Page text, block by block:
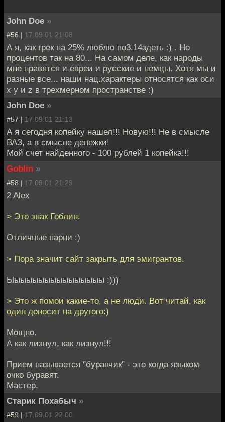
John Doe »
#56 | 17.09.01 21:08
А я, как грек на 25% люблю по3.14здеть :) . Но
процентов так на 80... На самом деле, как народы
мне нравятся и евреи и русские и немцы. Хотя мы и
разные все... наши нац.характеры относятся как оси
х у и z в трехмерном пространстве :)
John Doe »
#57 | 17.09.01 21:13
А я сегодня копейку нашел!!! Новую!!! Не в смысле
ВАЗ, а в смысле денежки!
Мой счет найденного - 100 рублей 1 копейка!!!
Goblin »
#58 | 17.09.01 21:29
2 Alex
> Это знак Гоблин.
Отличные парни :)
> Пора значит сайт закрыть для эмигрантов.
Ыыыыыыыыыыыыыыыы :)))
> Это ж помои какие-то, а не люди. Вот читай, как
один доносит на другого:)
Мощно.
А как лизнул, как лизнул!!!
Прием называется "буравчик" - это когда языком
очко буравят.
Мастер.
Старик Похабыч »
#59 | 17.09.01 22:00